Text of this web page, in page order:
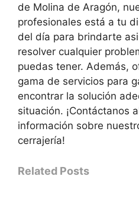
de Molina de Aragón,
profesionales está a tu
del día para brindarte
resolver cualquier
puedas tener. Además,
gama de servicios para
encontrar la solución
situación. ¡Contáctanos
información sobre
cerrajería!
Related Posts